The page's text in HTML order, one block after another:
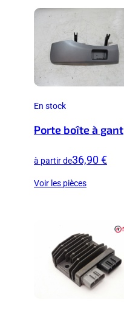
En stock
Porte boîte à gant
à partir de36,90 €
Voir les pièces